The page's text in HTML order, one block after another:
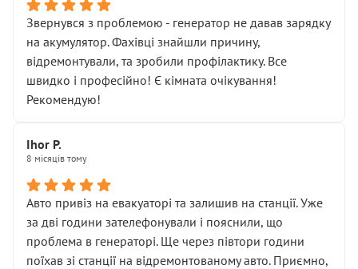
послуга. Тим більше, я був поруч і жодної реальної
діагностики ходової не проводилось. Після
зауваження гроші за цю “послугу” повернули, що
лише підтвердило мою правоту.
Але головне — я виїжджаю з боксу, і скрип у гальмах
залишився таким самим, як і був. Тобто оплачена
Далі ситуація тільки погіршилась:
• сказали, що тепер “потрібно знімати колеса”
• що біля авто стояти вже не можна
• почали озвучувати купу додаткових робіт без
чіткого пояснення
( ну все зняли та доробили) дякую!
Окремий момент, який виглядає абсурдно:
Звернувся з проблемою - генератор не давав зарядку
на акумулятор. Фахівці знайшли причину,
відремонтували, та зробили профілактику. Все
швидко і професійно! Є кімната очікування!
Рекомендую!
Ihor P.
8 місяців тому
Авто привіз на евакуаторі та залишив на станції. Уже
за дві години зателефонували і пояснили, що
проблема в генераторі. Ще через півтори години
поїхав зі станції на відремонтованому авто. Приємно,